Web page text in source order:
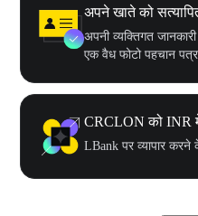
अपने खाते को
अपनी व्यक्तिगत
एक वैध फोटो पहचान
CRCLON को INR
LBank पर व्यापार करने